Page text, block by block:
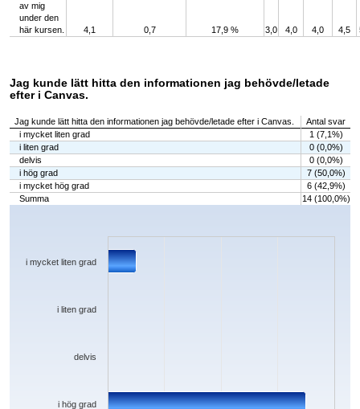
av mig
under den
här kursen.
4,1 0,7 17,9 % 3,0 4,0 4,0 4,5
Jag kunde lätt hitta den informationen jag behövde/letade
efter i Canvas.
Jag kunde lätt hitta den informationen jag behövde/letade efter i Canvas.
Antal svar
i mycket liten grad
1 (7,1%)
i liten grad
0 (0,0%)
delvis
0 (0,0%)
i hög grad
7 (50,0%)
i mycket hög grad
6 (42,9%)
Summa
14 (100,0%)
Chart
The chart has 1 X axis displaying categories.
The chart has 1 Y axis displaying values. Data ranges from 0 to 7.
i hög grad
delvis
i liten grad
i mycket liten grad